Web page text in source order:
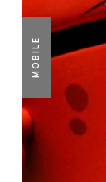
MOBILE